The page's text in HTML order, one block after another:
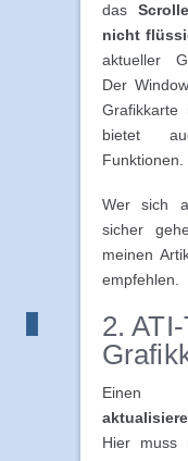
das
nicht
aktueller
Der
Grafikkarte
bietet
Funktionen.
Wer sich
sicher
meinen
empfehlen.
2.
Einen
Hier muss